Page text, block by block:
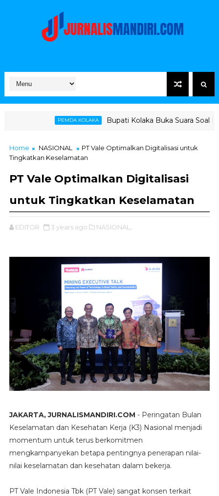
Bupati Kolaka Buka Suara Soal Ketegangan
Home NASIONAL
PT Vale Optimalkan Digitalisasi untuk
Tingkatkan Keselamatan
PT Vale Optimalkan Digitalisasi
untuk Tingkatkan Keselamatan
EDITOR 3 years ago NASIONAL,
JAKARTA, JURNALISMANDIRI.COM - Peringatan Bulan
Keselamatan dan Kesehatan Kerja (K3) Nasional menjadi
momentum untuk terus berkomitmen
mengkampanyekan betapa pentingnya penerapan nilai-
nilai keselamatan dan kesehatan dalam bekerja.
PT Vale Indonesia Tbk (PT Vale) sangat konsen terkait